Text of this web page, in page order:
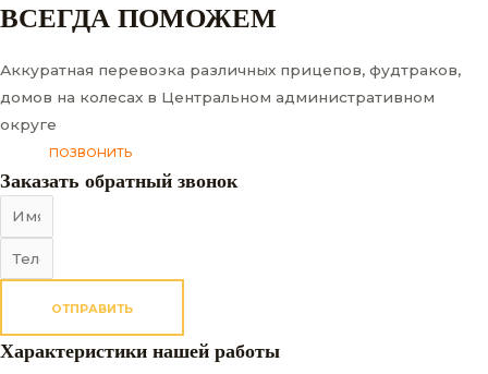
ВСЕГДА ПОМОЖЕМ
Аккуратная перевозка различных прицепов, фудтраков,
домов на колесах в Центральном административном
округе
ПОЗВОНИТЬ
Заказать обратный звонок
ОТПРАВИТЬ
Характеристики нашей работы